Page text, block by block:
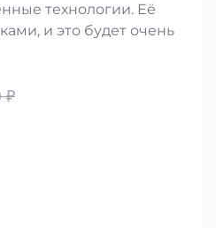
технологии. Её
и это будет очень
₽